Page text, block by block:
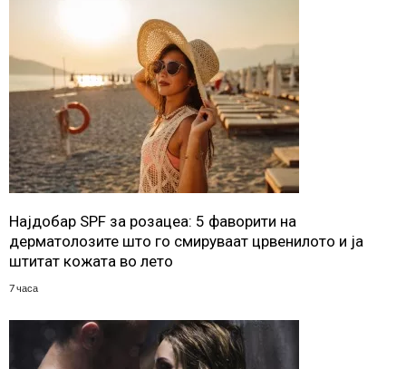
Најдобар SPF за розацеа: 5 фаворити на
дерматолозите што го смируваат црвенилото и ја
штитат кожата во лето
7 часа